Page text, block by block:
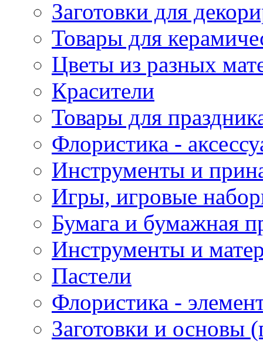
Заготовки для
Товары для
Цветы из разных
Красители
Товары для
Флористика -
Инструменты и
Игры, игровые
Бумага и бумажная
Инструменты и
Пастели
Флористика -
Заготовки и основы